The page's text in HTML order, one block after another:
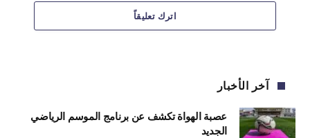
اترك تعليقاً
آخر الأخبار
عصبة الهواة تكشف عن برنامج الموسم الرياضي
الجديد